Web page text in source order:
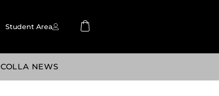
Student Area
NEWS